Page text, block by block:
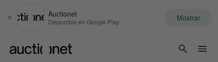
Cerrar
Auctionet
Disponible en Google Play Mostrar